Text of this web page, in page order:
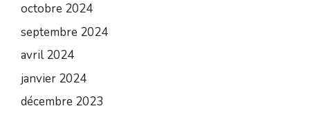
octobre 2024
septembre 2024
avril 2024
janvier 2024
décembre 2023